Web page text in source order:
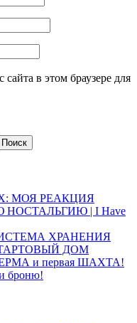
в этом браузере для
МОЯ РЕАКЦИЯ
| I Have
ХРАНЕНИЯ
ДОМ
и первая ШАХТА!
броню!